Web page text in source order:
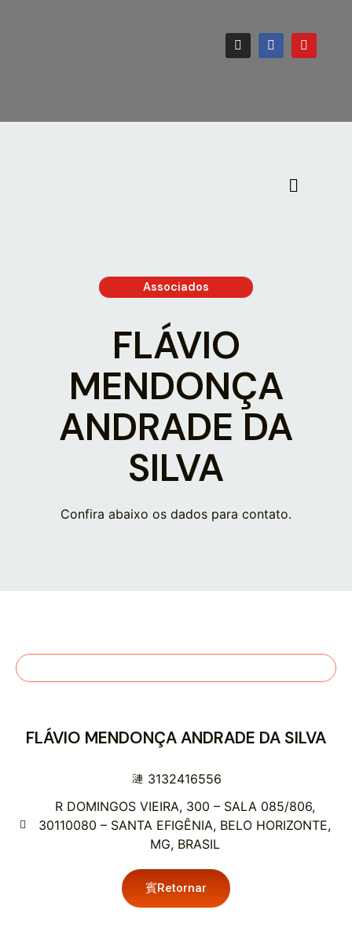
Associados
FLÁVIO
MENDONÇA
ANDRADE DA
SILVA
Confira abaixo os dados para contato.
FLÁVIO MENDONÇA ANDRADE DA SILVA
3132416556
R DOMINGOS VIEIRA, 300 – SALA 085/806,
30110080 – SANTA EFIGÊNIA, BELO HORIZONTE,
MG, BRASIL
Retornar